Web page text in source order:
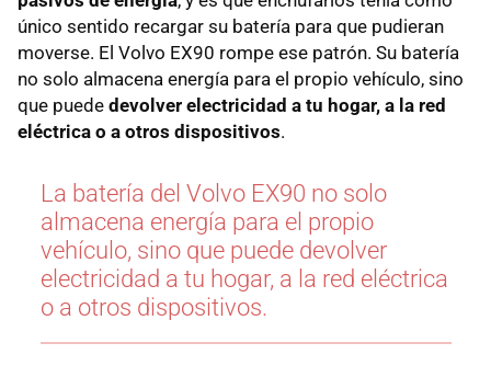
único sentido recargar su batería para que pudieran
moverse. El Volvo EX90 rompe ese patrón. Su batería
no solo almacena energía para el propio vehículo, sino
que puede devolver electricidad a tu hogar, a la red
eléctrica o a otros dispositivos.
La batería del Volvo EX90 no solo
almacena energía para el propio
vehículo, sino que puede devolver
electricidad a tu hogar, a la red eléctrica
o a otros dispositivos.